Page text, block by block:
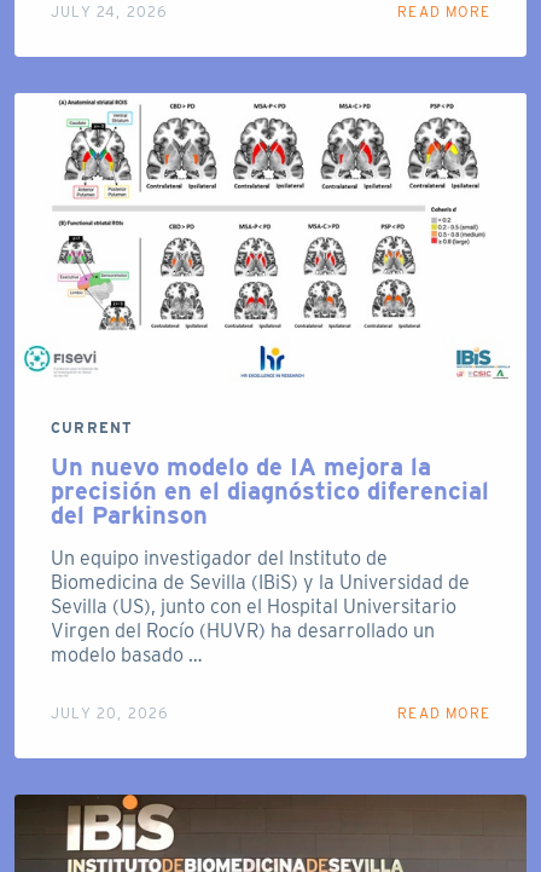
JULY 24, 2026 READ MORE
CURRENT
Un nuevo modelo de IA mejora la
precisión en el diagnóstico diferencial
del Parkinson
Un equipo investigador del Instituto de
Biomedicina de Sevilla (IBiS) y la Universidad de
Sevilla (US), junto con el Hospital Universitario
Virgen del Rocío (HUVR) ha desarrollado un
modelo basado …
JULY 20, 2026 READ MORE